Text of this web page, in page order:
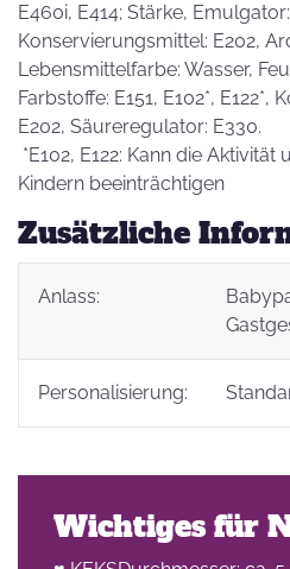
E460i, E414; Stärke,
Konservierungsmittel: E202,
Lebensmittelfarbe: Wasser,
Farbstoffe: E151, E102*, E122*,
E202, Säureregulator: E330.
*E102, E122: Kann die
Kindern beeinträchtigen
Zusätzliche
Anlass:
Personalisierung:
Wichtiges für